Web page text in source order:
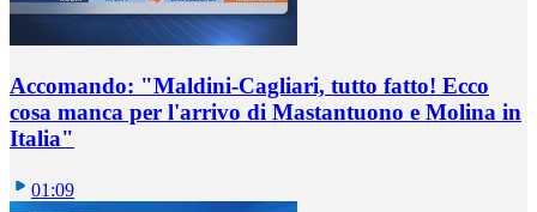
Accomando: "Maldini-Cagliari, tutto fatto! Ecco
cosa manca per l'arrivo di Mastantuono e Molina in
Italia"
01:09